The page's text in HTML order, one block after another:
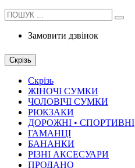
Замовити дзвінок
Скрізь
Скрізь
ЖІНОЧІ СУМКИ
ЧОЛОВІЧІ СУМКИ
РЮКЗАКИ
ДОРОЖНІ • СПОРТИВНІ
ГАМАНЦІ
БАНАНКИ
РІЗНІ АКСЕСУАРИ
ПРОДАНО